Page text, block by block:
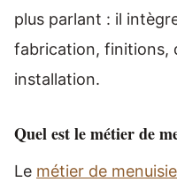
plus parlant : il
fabrication, finitions,
installation.
Quel est le métier de
Le métier de